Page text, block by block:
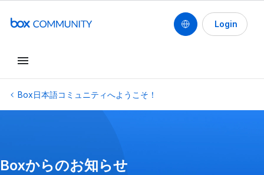
Login
Box日本語コミュニティへようこそ！
Boxからのお知らせ